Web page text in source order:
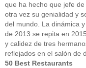
que ha hecho que jefe
otra vez su genialidad y
del mundo. La dinámica
de 2013 se repita en
y calidez de tres
reflejados en el salón de
50 Best Restaurants